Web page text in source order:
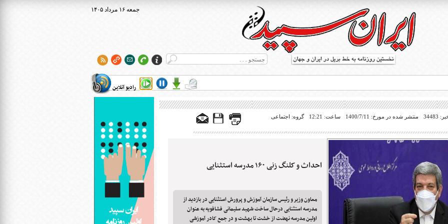
۱۴۰۵ جمعه ۱۶ مرداد
رادیو آنلاین
بریل در جهان
منتشر شده در مورخ: 1400/7/11 ساعت: 12:21 گروه: اجتماعی
احداث و کلنگ زنی ۱۶۰ مدرسه استثنایی
معاون وزیر و رئیس سازمان آموزش و پرورش استثنایی در بازدید از
مدرسه استثنایی درحال ساخت شهید سلیمانی فشافویه به عنوان
اولین مدرسه نهضت از خشت تا بهشت و در جمع کادر آموزشی